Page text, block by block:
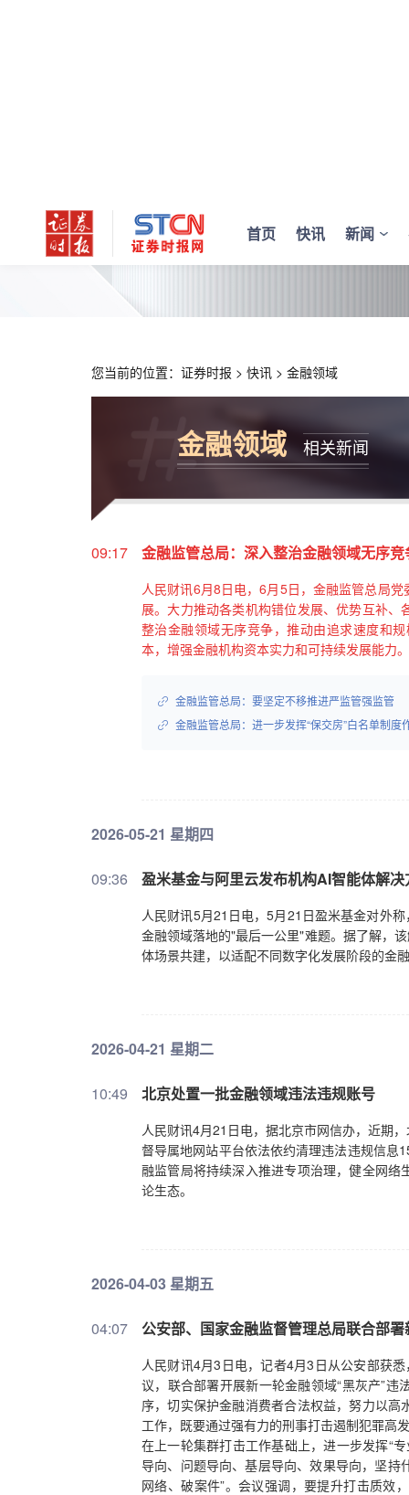
首页 快讯 新闻
您当前的位置： 证券时报 > 快讯 > 金融领域
金融领域 相关新闻
09:17 金融监管总局：深入整治金融领域无序
人民财讯6月8日电，6月5日，金融监管总局
展。大力推动各类机构错位发展、优势互补
整治金融领域无序竞争，推动由追求速度和
本，增强金融机构资本实力和可持续发展能力
金融监管总局：要坚定不移推进严监管强监管
金融监管总局：进一步发挥“保交房”白名单制
2026-05-21 星期四
09:36 盈米基金与阿里云发布机构AI智能体解决
人民财讯5月21日电，5月21日盈米基金对外
金融领域落地的"最后一公里"难题。据了解，
体场景共建，以适配不同数字化发展阶段的金
2026-04-21 星期二
10:49 北京处置一批金融领域违法违规账号
人民财讯4月21日电，据北京市网信办，近期
督导属地网站平台依法依约清理违法违规信息
融监管局将持续深入推进专项治理，健全网
论生态。
2026-04-03 星期五
04:07 公安部、国家金融监督管理总局联合部
人民财讯4月3日电，记者4月3日从公安部获
议，联合部署开展新一轮金融领域“黑灰产”
序，切实保护金融消费者合法权益，努力以
工作，既要通过强有力的刑事打击遏制犯罪高
在上一轮集群打击工作基础上，进一步发挥“
导向、问题导向、基层导向、效果导向，坚持
网络、破案件”。会议强调，要提升打击质效